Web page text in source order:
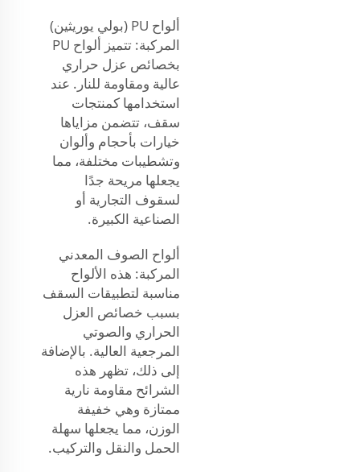
ألواح PU (بولي يوريثين)
المركبة: تتميز ألواح PU
بخصائص عزل حراري
عالية ومقاومة للنار. عند
استخدامها كمنتجات
سقف، تتضمن مزاياها
خيارات بأحجام وألوان
وتشطيبات مختلفة، مما
يجعلها مريحة جدًا
لسقوف التجارية أو
الصناعية الكبيرة.
ألواح الصوف المعدني
المركبة: هذه الألواح
مناسبة لتطبيقات السقف
بسبب خصائص العزل
الحراري والصوتي
المرجعية العالية. بالإضافة
إلى ذلك، تظهر هذه
الشرائح مقاومة نارية
ممتازة وهي خفيفة
الوزن، مما يجعلها سهلة
الحمل والنقل والتركيب.